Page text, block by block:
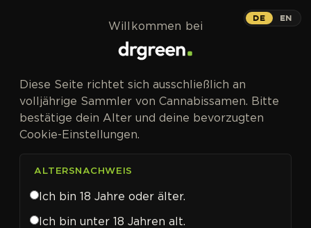
DE EN
Willkommen bei
Diese Seite richtet sich ausschließlich an
volljährige Sammler von Cannabissamen. Bitte
bestätige dein Alter und deine bevorzugten
Cookie-Einstellungen.
ALTERSNACHWEIS
Ich bin 18 Jahre oder älter.
Ich bin unter 18 Jahren alt.